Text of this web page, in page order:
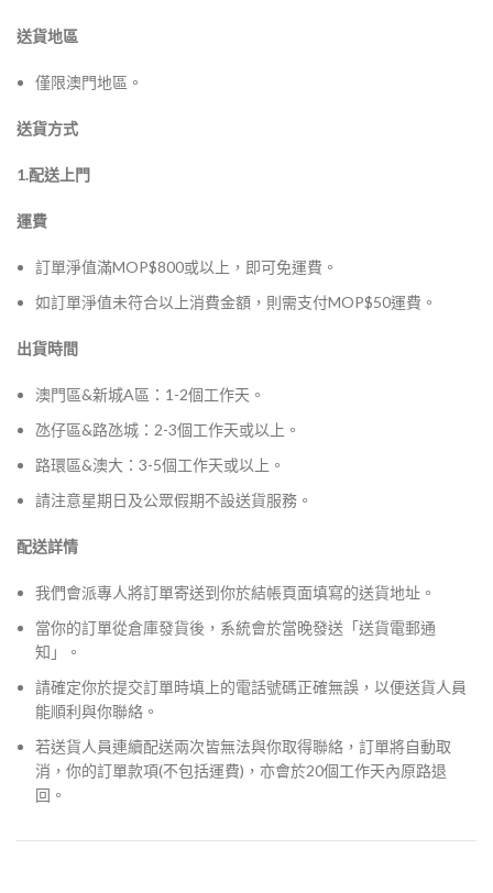
送貨地區
僅限澳門地區。
送貨方式
1.配送上門
運費
訂單淨值滿MOP$800或以上，即可免運費。
如訂單淨值未符合以上消費金額，則需支付MOP$50運費。
出貨時間
澳門區&新城A區：1-2個工作天。
氹仔區&路氹城：2-3個工作天或以上。
路環區&澳大：3-5個工作天或以上。
請注意星期日及公眾假期不設送貨服務。
配送詳情
我們會派專人將訂單寄送到你於結帳頁面填寫的送貨地址。
當你的訂單從倉庫發貨後，系統會於當晚發送「送貨電郵通
知」。
請確定你於提交訂單時填上的電話號碼正確無誤，以便送貨人員
能順利與你聯絡。
若送貨人員連續配送兩次皆無法與你取得聯絡，訂單將自動取
消，你的訂單款項(不包括運費)，亦會於20個工作天內原路退
回。